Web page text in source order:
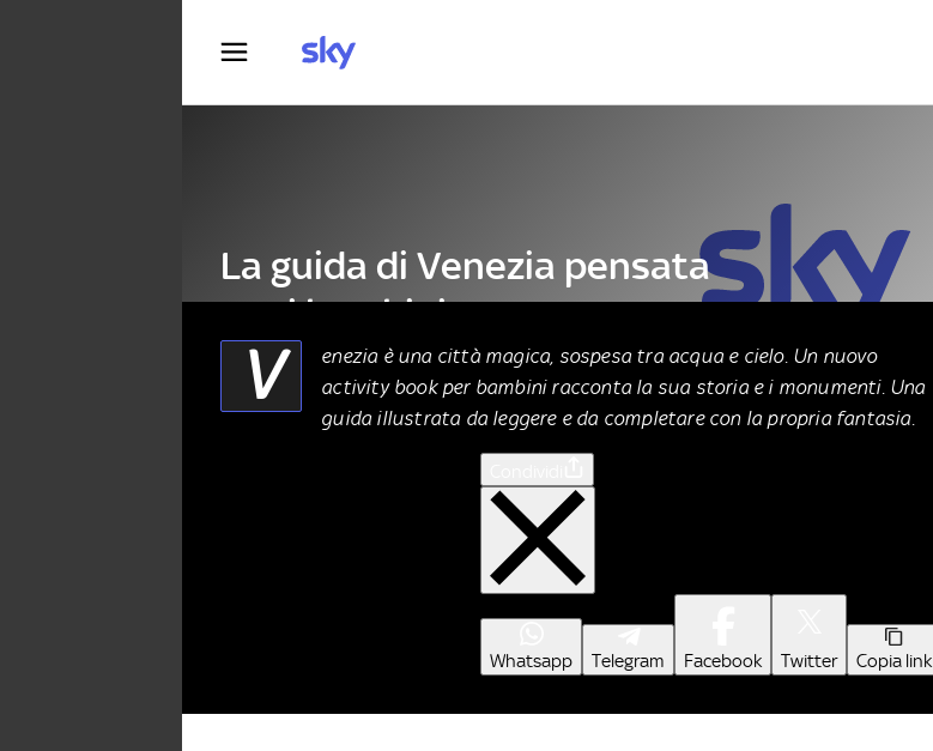
La guida di Venezia pensata
per i bambini
LETTERATURA 03 Giugno 2023
V
enezia è una città magica, sospesa tra acqua e cielo. Un nuovo
activity book per bambini racconta la sua storia e i monumenti. Una
guida illustrata da leggere e da completare con la propria fantasia.
Whatsapp Telegram Facebook Twitter Copia link